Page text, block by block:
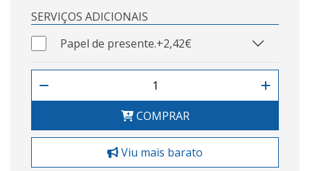
SERVIÇOS ADICIONAIS
Papel de presente.+2,42€
COMPRAR
Viu mais barato